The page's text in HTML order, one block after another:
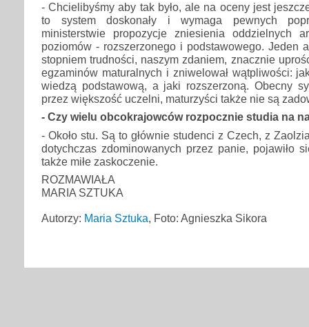
- Chcielibyśmy aby tak było, ale na oceny jest
to system doskonały i wymaga pewnych
ministerstwie propozycje zniesienia oddzielnych
poziomów - rozszerzonego i podstawowego. Jeden
stopniem trudności, naszym zdaniem, znacznie
egzaminów maturalnych i zniwelował wątpliwości:
wiedzą podstawową, a jaki rozszerzoną. Obecny
przez większość uczelni, maturzyści także nie są
- Czy wielu obcokrajowców rozpocznie studia na
- Około stu. Są to głównie studenci z Czech, z
dotychczas zdominowanych przez panie, pojawiło
także miłe zaskoczenie.
ROZMAWIAŁA
MARIA SZTUKA
Autorzy: Maria Sztuka, Foto: Agnieszka Sikora